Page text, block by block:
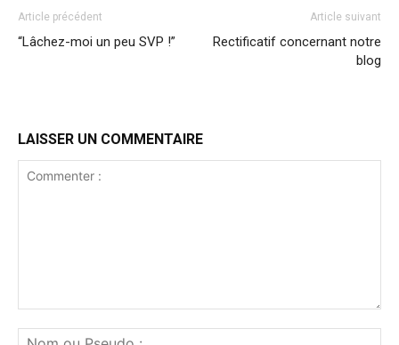
Article précédent
“Lâchez-moi un peu SVP !”
Article suivant
Rectificatif concernant notre
blog
LAISSER UN COMMENTAIRE